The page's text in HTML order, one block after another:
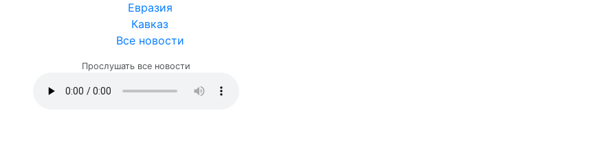
Евразия
Кавказ
Все новости
Прослушать все новости